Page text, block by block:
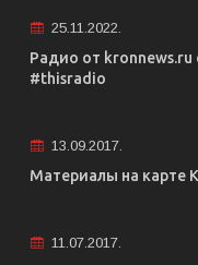
25.11.2022.
Радио от kronnews.ru
#thisradio
13.09.2017.
Материалы на карте
11.07.2017.